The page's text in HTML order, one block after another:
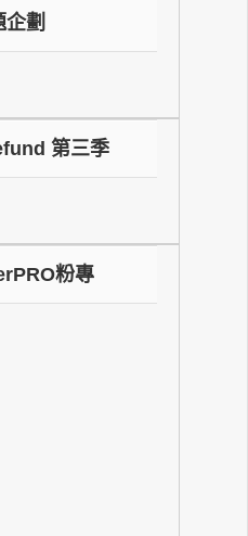
企劃
第三季
粉專